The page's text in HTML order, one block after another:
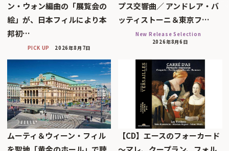
ン・ウォン編曲の「展覧会の
絵」が、日本フィルにより本
邦初…
PICK UP 2026年8月7日
プス交響曲／ アンドレア・バ
ッティストーニ＆東京フ…
New Release Selection
2026年8月6日
ムーティ＆ウィーン・フィル
【CD】エースのフォーカード